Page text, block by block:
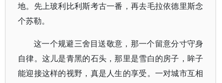
地。先上玻利比利斯考古一番，再去毛拉依德里斯念
个苏勒。
这一个规避三舍目送敬意，那一个留意分寸守身
自律。这儿是青黑的石头，那里是雪白的房子，眸子
能迎接这样的视野，真是人生的享受。一对城市互相